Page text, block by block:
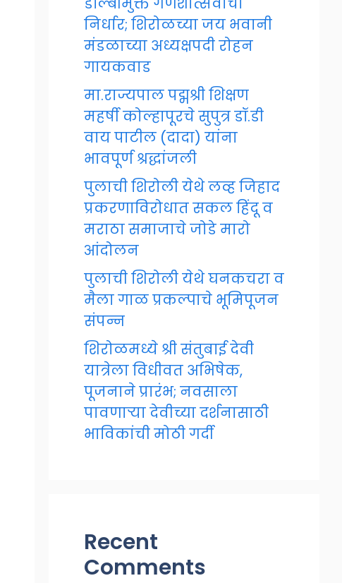
निर्धार; शिरोळच्या जय भवानी
मंडळाच्या अध्यक्षपदी रोहन
गायकवाड
मा.राज्यपाल पद्मश्री शिक्षण
महर्षी कोल्हापूरचे सुपुत्र डॉ.डी
वाय पाटील (दादा) यांना
भावपूर्ण श्रद्धांजली
पुलाची शिरोली येथे लव्ह जिहाद
प्रकरणाविरोधात सकल हिंदू व
मराठा समाजाचे जोडे मारो
आंदोलन
पुलाची शिरोली येथे घनकचरा व
मैला गाळ प्रकल्पाचे भूमिपूजन
संपन्न
शिरोळमध्ये श्री संतुबाई देवी
यात्रेला विधीवत अभिषेक,
पूजनाने प्रारंभ; नवसाला
पावणाऱ्या देवीच्या दर्शनासाठी
भाविकांची मोठी गर्दी
Recent
Comments